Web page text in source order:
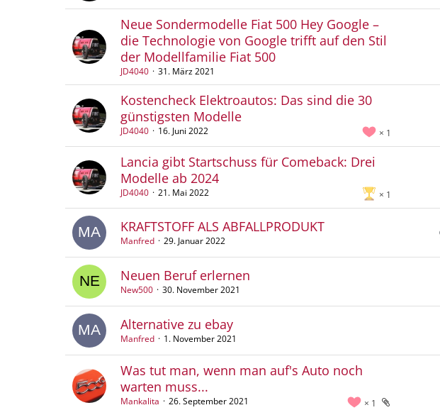
Neue Sondermodelle Fiat 500 Hey Google –
die Technologie von Google trifft auf den Stil
der Modellfamilie Fiat 500
JD4040 31. März 2021
Kostencheck Elektroautos: Das sind die 30
günstigsten Modelle
1
JD4040 16. Juni 2022
Lancia gibt Startschuss für Comeback: Drei
Modelle ab 2024
1
JD4040 21. Mai 2022
​KRAFTSTOFF ALS ABFALLPRODUKT​
Manfred 29. Januar 2022
Neuen Beruf erlernen
New500 30. November 2021
Alternative zu ebay
Manfred 1. November 2021
Was tut man, wenn man auf's Auto noch
warten muss...
1
Mankalita 26. September 2021